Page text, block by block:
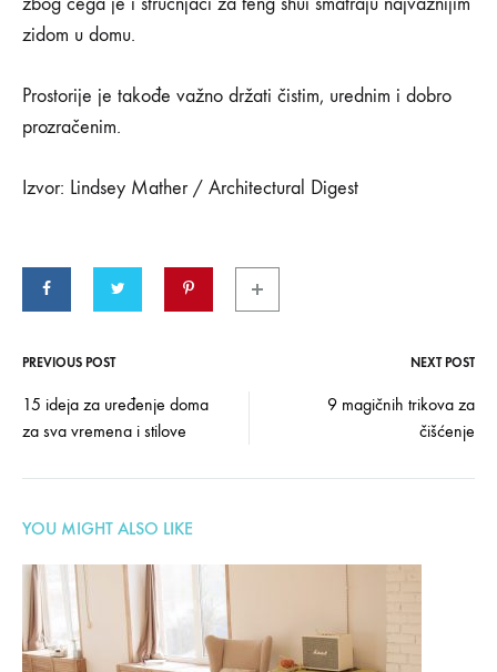
zidom u domu.
Prostorije je takođe važno držati čistim, urednim i dobro
prozračenim.
Izvor: Lindsey Mather / Architectural Digest
Post
PREVIOUS POST NEXT POST
15 ideja za uređenje doma
za sva vremena i stilove
9 magičnih trikova za
čišćenje
YOU MIGHT ALSO LIKE